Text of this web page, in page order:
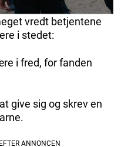
vredt betjentene
i stedet:
i fred, for fanden
give sig og skrev en